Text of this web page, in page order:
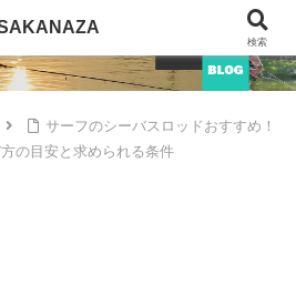
SAKANAZA
サーフのシーバスロッドおすすめ！
の目安と求められる条件
検索